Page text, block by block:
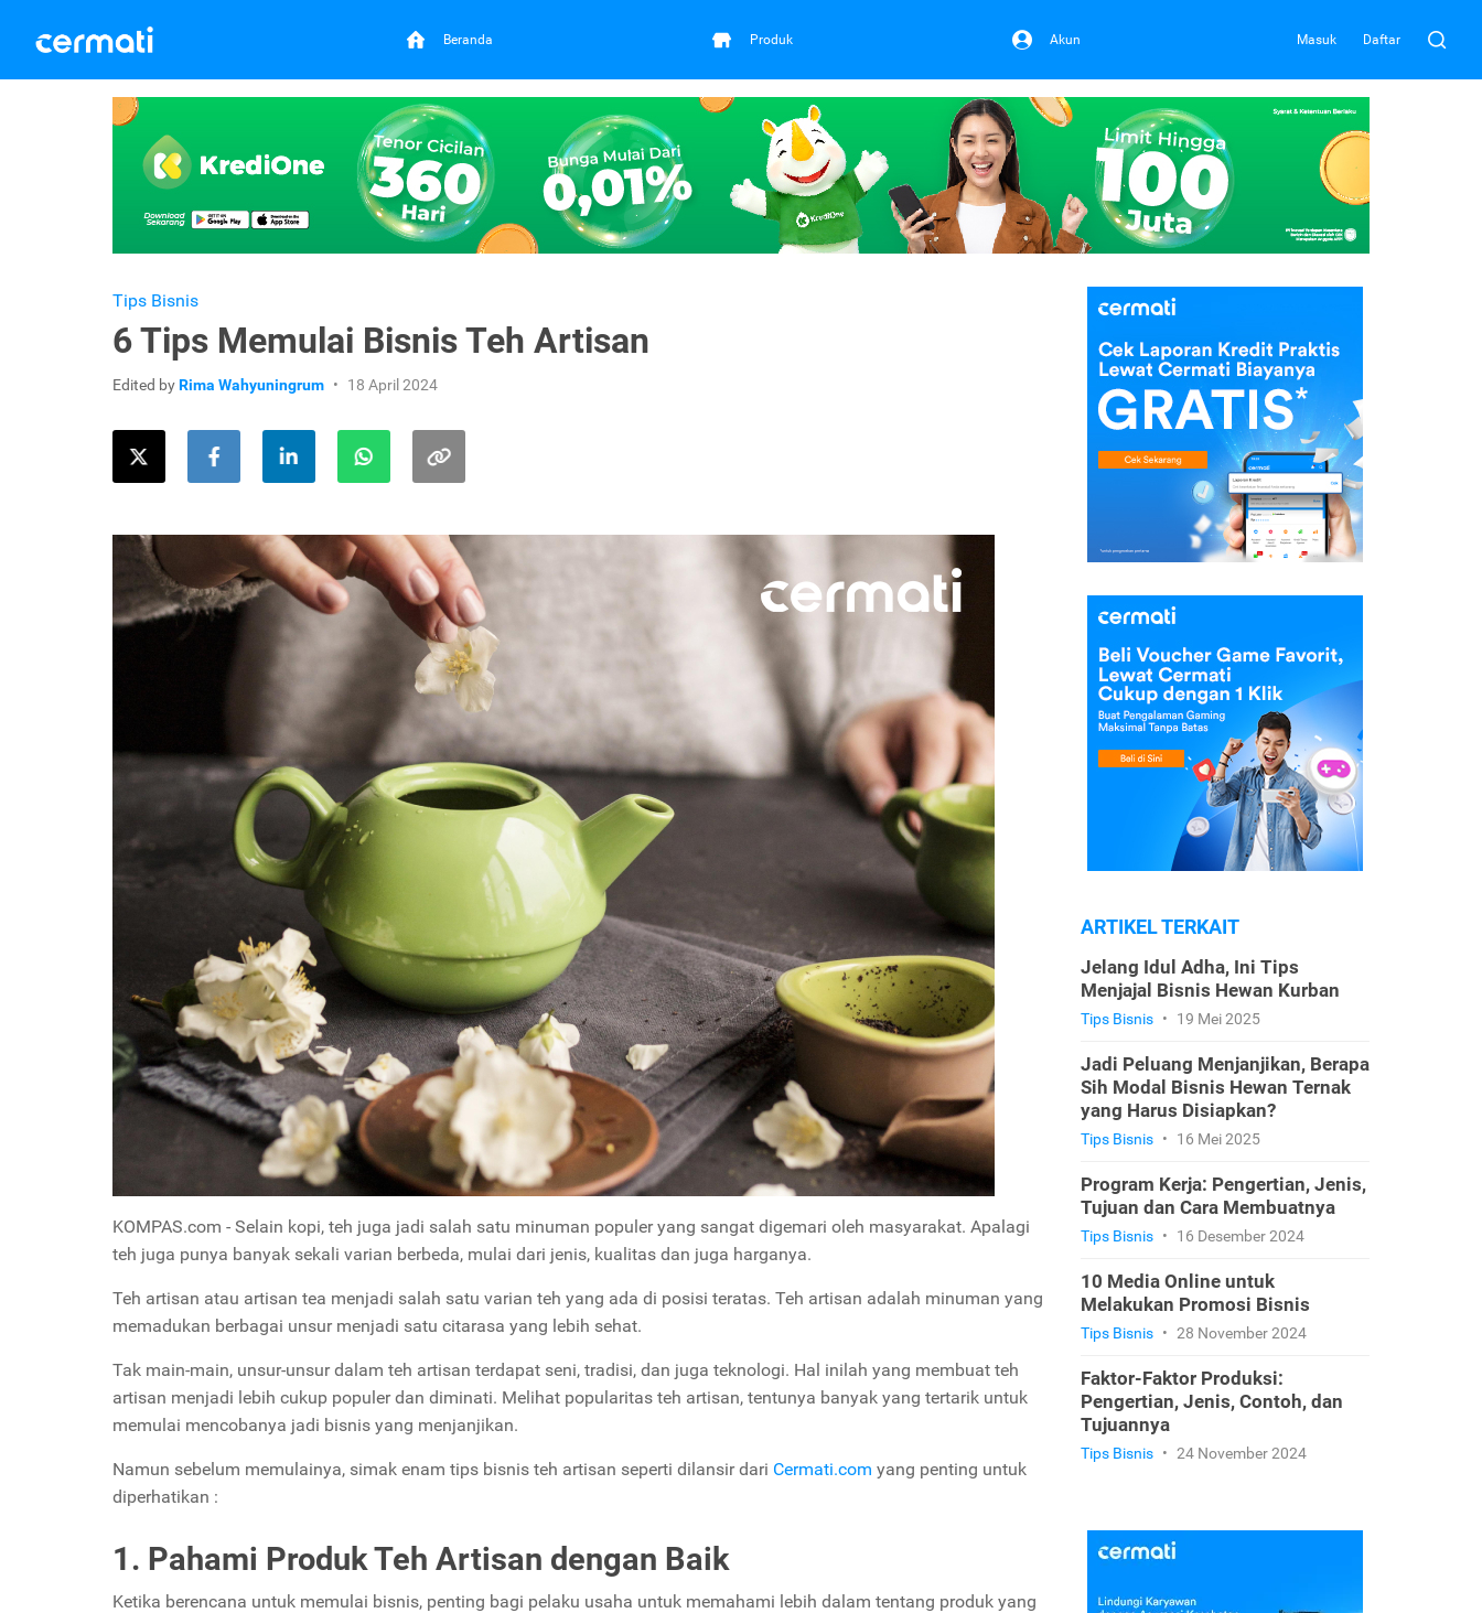
Beranda Produk Akun Masuk Daftar
Tips Bisnis
6 Tips Memulai Bisnis Teh Artisan
Edited byRima Wahyuningrum 18 April 2024
KOMPAS.com - Selain kopi, teh juga jadi salah satu minuman populer yang sangat digemari oleh masyarakat. Apalagi
teh juga punya banyak sekali varian berbeda, mulai dari jenis, kualitas dan juga harganya.
Teh artisan atau artisan tea menjadi salah satu varian teh yang ada di posisi teratas. Teh artisan adalah minuman yang
memadukan berbagai unsur menjadi satu citarasa yang lebih sehat.
Tak main-main, unsur-unsur dalam teh artisan terdapat seni, tradisi, dan juga teknologi. Hal inilah yang membuat teh
artisan menjadi lebih cukup populer dan diminati. Melihat popularitas teh artisan, tentunya banyak yang tertarik untuk
memulai mencobanya jadi bisnis yang menjanjikan.
Namun sebelum memulainya, simak enam tips bisnis teh artisan seperti dilansir dari Cermati.com yang penting untuk
diperhatikan :
1. Pahami Produk Teh Artisan dengan Baik
Ketika berencana untuk memulai bisnis, penting bagi pelaku usaha untuk memahami lebih dalam tentang produk yang
ARTIKEL TERKAIT
Jelang Idul Adha, Ini Tips
Menjajal Bisnis Hewan Kurban
Tips Bisnis • 19 Mei 2025
Jadi Peluang Menjanjikan, Berapa
Sih Modal Bisnis Hewan Ternak
yang Harus Disiapkan?
Tips Bisnis • 16 Mei 2025
Program Kerja: Pengertian, Jenis,
Tujuan dan Cara Membuatnya
Tips Bisnis • 16 Desember 2024
10 Media Online untuk
Melakukan Promosi Bisnis
Tips Bisnis • 28 November 2024
Faktor-Faktor Produksi:
Pengertian, Jenis, Contoh, dan
Tujuannya
Tips Bisnis • 24 November 2024